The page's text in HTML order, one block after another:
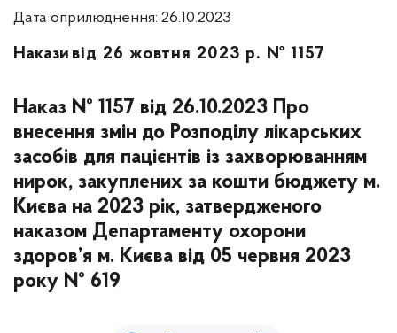
Дата оприлюднення: 26.10.2023
Накази від 26 жовтня 2023 р. № 1157
Наказ № 1157 від 26.10.2023 Про
внесення змін до Розподілу лікарських
засобів для пацієнтів із захворюванням
нирок, закуплених за кошти бюджету м.
Києва на 2023 рік, затвердженого
наказом Департаменту охорони
здоров’я м. Києва від 05 червня 2023
року № 619